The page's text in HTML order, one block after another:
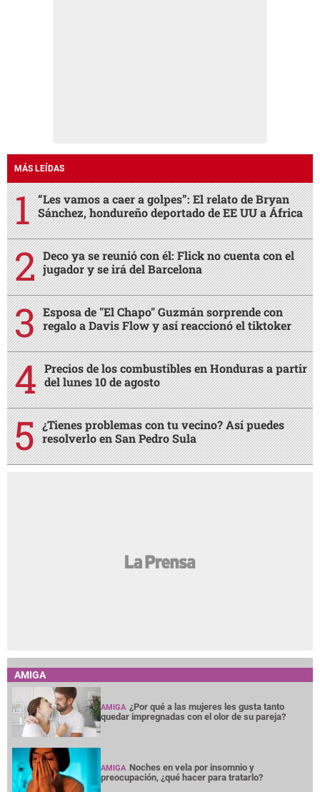
MÁS LEÍDAS
“Les vamos a caer a golpes”: El relato de Bryan
Sánchez, hondureño deportado de EE UU a África
Deco ya se reunió con él: Flick no cuenta con el
jugador y se irá del Barcelona
Esposa de "El Chapo" Guzmán sorprende con
regalo a Davis Flow y así reaccionó el tiktoker
Precios de los combustibles en Honduras a partir
del lunes 10 de agosto
¿Tienes problemas con tu vecino? Así puedes
resolverlo en San Pedro Sula
AMIGA
AMIGA ¿Por qué a las mujeres les gusta tanto
quedar impregnadas con el olor de su pareja?
AMIGA Noches en vela por insomnio y
preocupación, ¿qué hacer para tratarlo?